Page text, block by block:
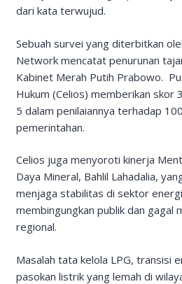
dari kata terwujud.
Sebuah survei yang diterbitkan
Network mencatat penurunan
Kabinet Merah Putih Prabowo.
Hukum (Celios) memberikan skor
5 dalam penilaiannya terhadap
pemerintahan.
Celios juga menyoroti kinerja
Daya Mineral, Bahlil Lahadalia,
menjaga stabilitas di sektor
membingungkan publik dan gagal
regional.
Masalah tata kelola LPG, transisi
pasokan listrik yang lemah di